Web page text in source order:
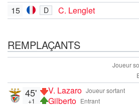
15
D C. Lenglet
REMPLAÇANTS
Joueur
Joueur sortant
V. Lazaro
Entrant
Gilberto
45'
+1